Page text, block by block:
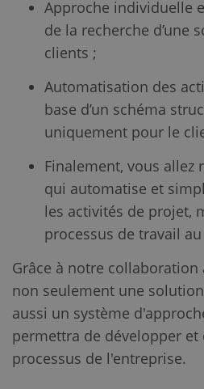
Approche individuelle
de la recherche d’une
clients ;
Automatisation des
base d’un schéma
uniquement pour le
Finalement, vous allez
qui automatise et
les activités de projet,
processus de travail
Grâce à notre
non seulement une
aussi un système
permettra de développer
processus de l'entreprise.